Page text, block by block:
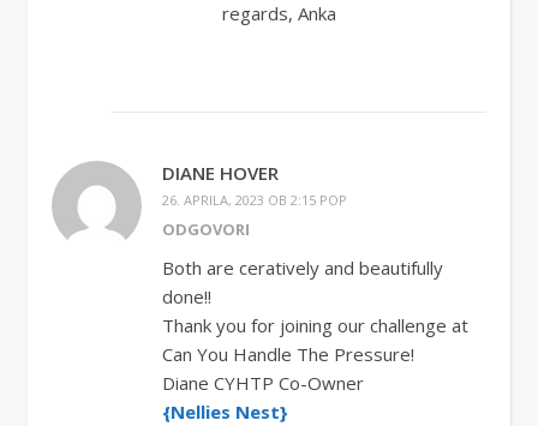
regards, Anka
DIANE HOVER
26. APRILA, 2023 OB 2:15 POP
ODGOVORI
Both are ceratively and beautifully
done!!
Thank you for joining our challenge at
Can You Handle The Pressure!
Diane CYHTP Co-Owner
{Nellies Nest}